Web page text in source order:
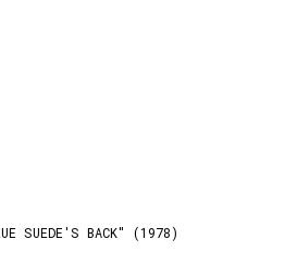
SUEDE'S BACK" (1978)